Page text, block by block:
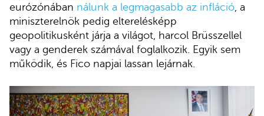
eurózónában nálunk a legmagasabb az infláció , a
miniszterelnök pedig elterelésképp
geopolitikusként járja a világot, harcol Brüsszellel
vagy a genderek számával foglalkozik. Egyik sem
működik, és Fico napjai lassan lejárnak.